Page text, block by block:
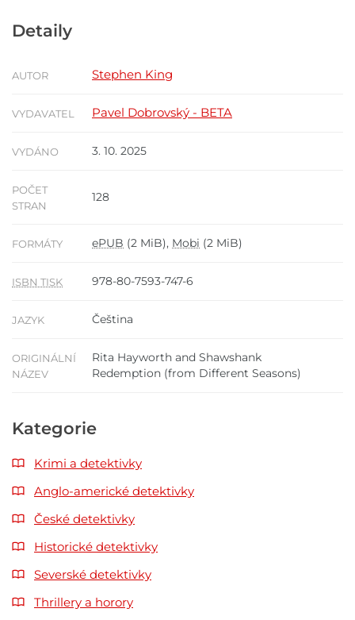
Detaily
AUTOR Stephen King
VYDAVATEL Pavel Dobrovský - BETA
VYDÁNO 3. 10. 2025
POČET
STRAN
128
FORMÁTY ePUB (2 MiB), Mobi (2 MiB)
ISBN TISK 978-80-7593-747-6
JAZYK Čeština
ORIGINÁLNÍ
NÁZEV
Rita Hayworth and Shawshank
Redemption (from Different Seasons)
Kategorie
Krimi a detektivky
Anglo-americké detektivky
České detektivky
Historické detektivky
Severské detektivky
Thrillery a horory